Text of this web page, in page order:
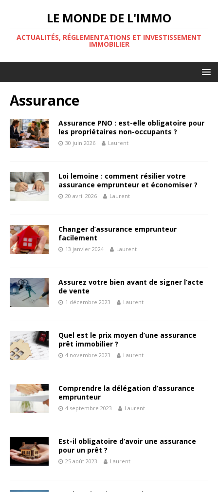
LE MONDE DE L'IMMO
ACTUALITÉS, RÉGLEMENTATIONS ET INVESTISSEMENT
IMMOBILIER
Assurance
Assurance PNO : est-elle obligatoire pour
les propriétaires non-occupants ?
30 juin 2026 Laurent
Loi lemoine : comment résilier votre
assurance emprunteur et économiser ?
20 avril 2026 Laurent
Changer d’assurance emprunteur
facilement
13 janvier 2024 Laurent
Assurez votre bien avant de signer l’acte
de vente
1 décembre 2023 Laurent
Quel est le prix moyen d’une assurance
prêt immobilier ?
4 novembre 2023 Laurent
Comprendre la délégation d’assurance
emprunteur
4 septembre 2023 Laurent
Est-il obligatoire d’avoir une assurance
pour un prêt ?
25 août 2023 Laurent